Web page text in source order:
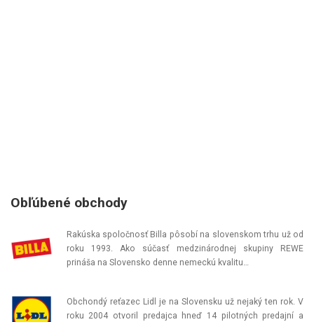
Obľúbené obchody
Rakúska spoločnosť Billa pôsobí na slovenskom trhu už od
roku 1993. Ako súčasť medzinárodnej skupiny REWE
prináša na Slovensko denne nemeckú kvalitu…
Obchondý reťazec Lidl je na Slovensku už nejaký ten rok. V
roku 2004 otvoril predajca hneď 14 pilotných predajní a